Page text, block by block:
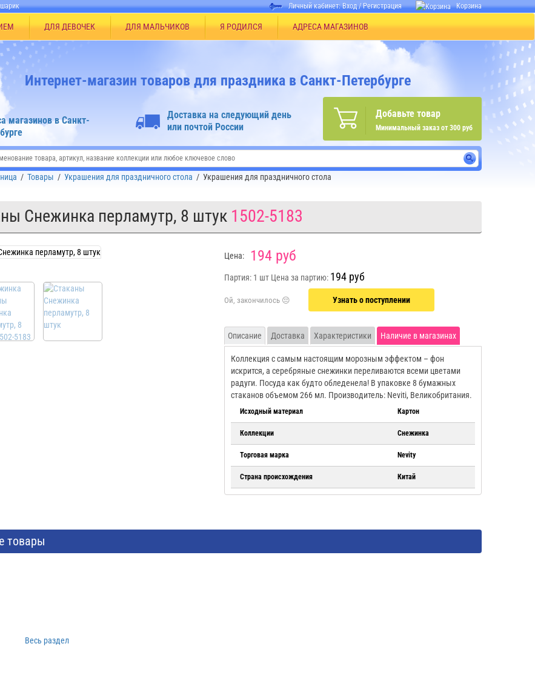
Личный кабинет:Вход/Регистрация Корзина
ДЛЯ ДЕВОЧЕК ДЛЯ МАЛЬЧИКОВ Я РОДИЛСЯ АДРЕСА МАГАЗИНОВ
Интернет-магазин товаров для праздника в Санкт-Петербурге
Добавьте товар
Минимальный заказ от 300 руб
магазинов в Санкт-
Доставка на следующий день
или почтой России
/ Товары / Украшения для праздничного стола / Украшения для праздничного стола
Снежинка перламутр, 8 штук 1502-5183
Цена: 194 руб
Партия: 1 шт Цена за партию: 194 руб
Узнать о поступлении
Описание Доставка Характеристики Наличие в магазинах
Коллекция с самым настоящим морозным эффектом – фон
искрится, а серебряные снежинки переливаются всеми цветами
радуги. Посуда как будто обледенела! В упаковке 8 бумажных
стаканов объемом 266 мл. Производитель: Neviti, Великобритания.
Исходный материал Картон
Коллекции Снежинка
Торговая марка Nevity
Страна происхождения Китай
товары
Весь раздел